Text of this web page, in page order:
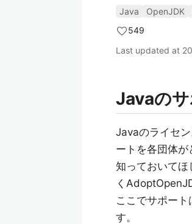
Java OpenJDK
549
Last updated at
Javaの
Javaのライセ
ートを各団体が
知っておいて
く
ここでサポー
す。